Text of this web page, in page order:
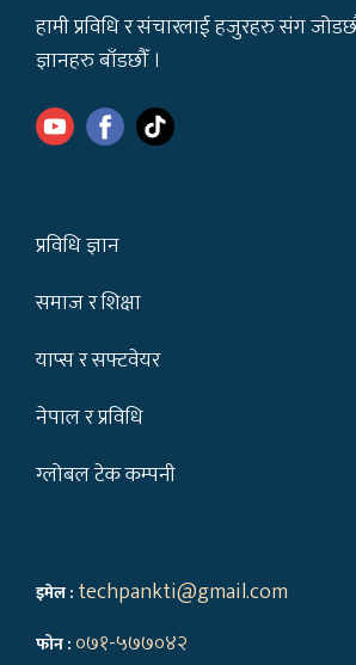
हामी प्रविधि र संचारलाई हजुरहरु संग
ज्ञानहरु बाँडछौँ ।
प्रविधि ज्ञान
समाज र शिक्षा
याप्स र सफ्टवेयर
नेपाल र प्रविधि
ग्लोबल टेक कम्पनी
इमेल : techpankti@gmail.com
फोन : ०७१-५७७०४२